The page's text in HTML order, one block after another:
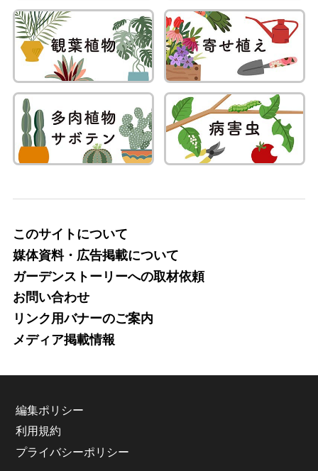
このサイトについて
媒体資料・広告掲載について
ガーデンストーリーへの取材依頼
お問い合わせ
リンク用バナーのご案内
メディア掲載情報
編集ポリシー
利用規約
プライバシーポリシー